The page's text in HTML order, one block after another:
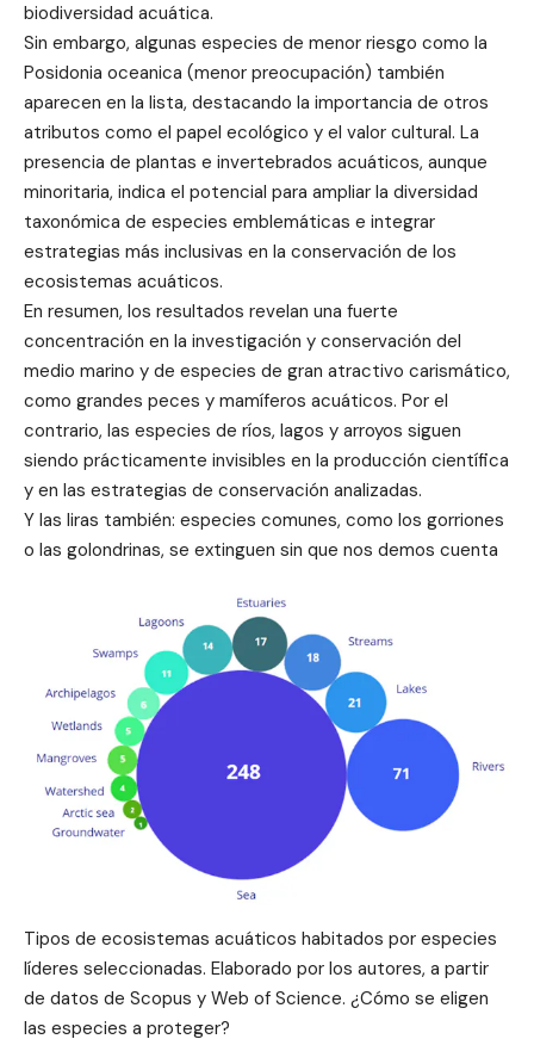
biodiversidad acuática.
Sin embargo, algunas especies de menor riesgo como la
Posidonia oceanica (menor preocupación) también
aparecen en la lista, destacando la importancia de otros
atributos como el papel ecológico y el valor cultural. La
presencia de plantas e invertebrados acuáticos, aunque
minoritaria, indica el potencial para ampliar la diversidad
taxonómica de especies emblemáticas e integrar
estrategias más inclusivas en la conservación de los
ecosistemas acuáticos.
En resumen, los resultados revelan una fuerte
concentración en la investigación y conservación del
medio marino y de especies de gran atractivo carismático,
como grandes peces y mamíferos acuáticos. Por el
contrario, las especies de ríos, lagos y arroyos siguen
siendo prácticamente invisibles en la producción científica
y en las estrategias de conservación analizadas.
Y las liras también: especies comunes, como los gorriones
o las golondrinas, se extinguen sin que nos demos cuenta
Tipos de ecosistemas acuáticos habitados por especies
líderes seleccionadas. Elaborado por los autores, a partir
de datos de Scopus y Web of Science. ¿Cómo se eligen
las especies a proteger?